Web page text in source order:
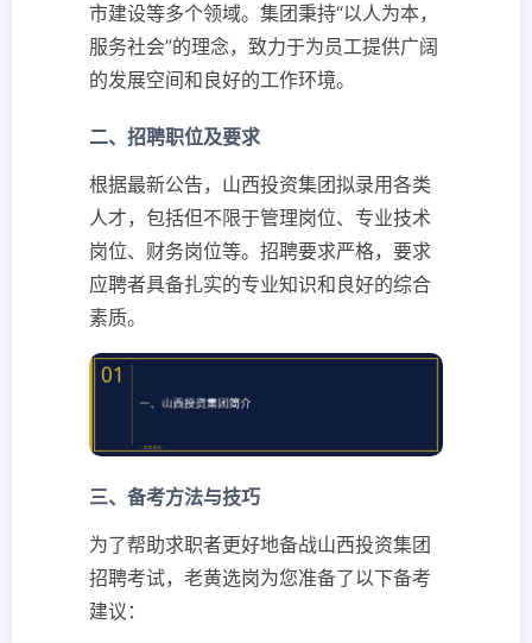
市建设等多个领域。集团秉持“以人为本，
服务社会”的理念，致力于为员工提供广阔
的发展空间和良好的工作环境。
二、招聘职位及要求
根据最新公告，山西投资集团拟录用各类
人才，包括但不限于管理岗位、专业技术
岗位、财务岗位等。招聘要求严格，要求
应聘者具备扎实的专业知识和良好的综合
素质。
三、备考方法与技巧
为了帮助求职者更好地备战山西投资集团
招聘考试，老黄选岗为您准备了以下备考
建议：